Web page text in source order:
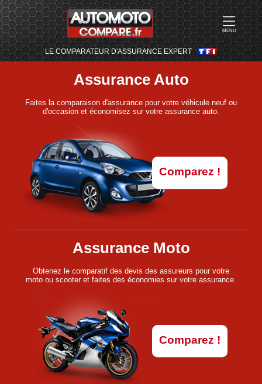
MENU
LE COMPARATEUR D'ASSURANCE EXPERT
Assurance Auto
Faites la comparaison d'assurance pour votre véhicule neuf ou
d'occasion et économisez sur votre assurance auto.
Comparez !
Assurance Moto
Obtenez le comparatif des devis des assureurs pour votre
moto ou scooter et faites des économies sur votre assurance.
Comparez !